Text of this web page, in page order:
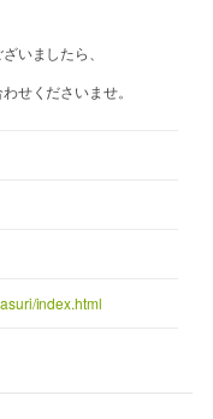
いましたら、
せくださいませ。
index.html